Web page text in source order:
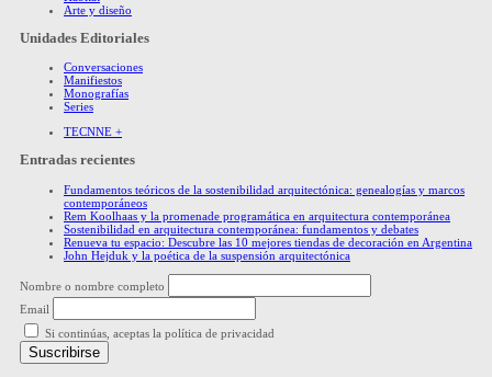
Arte y diseño
Unidades Editoriales
Conversaciones
Manifiestos
Monografías
Series
TECNNE +
Entradas recientes
Fundamentos teóricos de la sostenibilidad arquitectónica: genealogías y marcos
contemporáneos
Rem Koolhaas y la promenade programática en arquitectura contemporánea
Sostenibilidad en arquitectura contemporánea: fundamentos y debates
Renueva tu espacio: Descubre las 10 mejores tiendas de decoración en Argentina
John Hejduk y la poética de la suspensión arquitectónica
Nombre o nombre completo
Email
Si continúas, aceptas la política de privacidad